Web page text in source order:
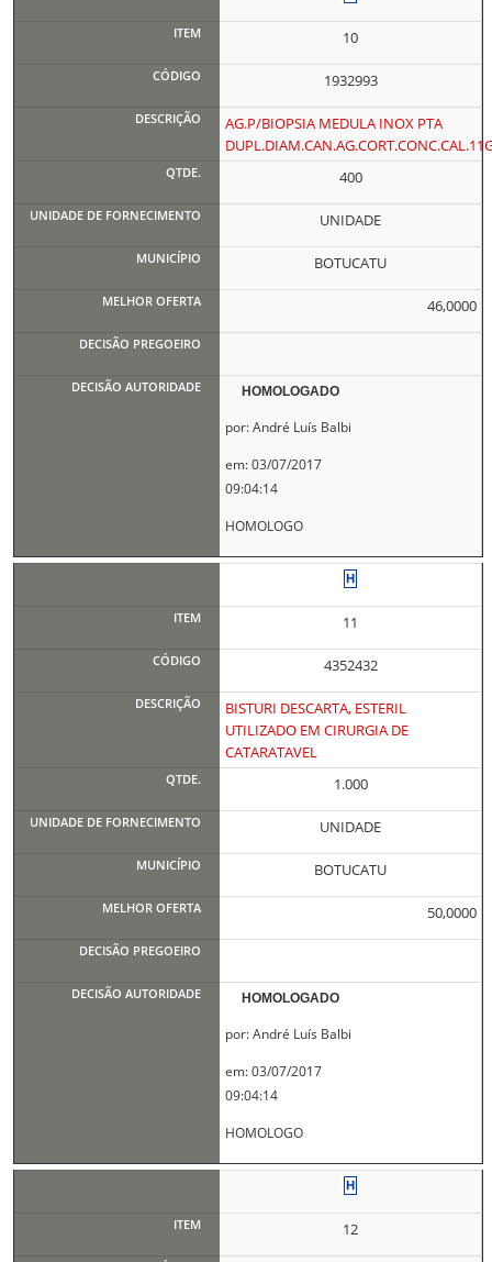
10
1932993
AG.P/BIOPSIA MEDULA INOX PTA
400
UNIDADE
BOTUCATU
46,0000
HOMOLOGADO
por: André Luís Balbi
em: 03/07/2017
09:04:14
HOMOLOGO
11
4352432
BISTURI DESCARTA, ESTERIL
UTILIZADO EM CIRURGIA DE
CATARATAVEL
1.000
UNIDADE
BOTUCATU
50,0000
HOMOLOGADO
por: André Luís Balbi
em: 03/07/2017
09:04:14
HOMOLOGO
12